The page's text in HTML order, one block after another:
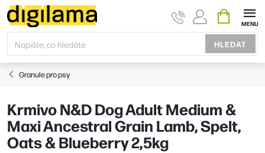
Přejít
na
obsah
HLEDAT
KOŠÍK
Granule pro psy
Krmivo N&D Dog Adult Medium &
Maxi Ancestral Grain Lamb, Spelt,
Oats & Blueberry 2,5kg